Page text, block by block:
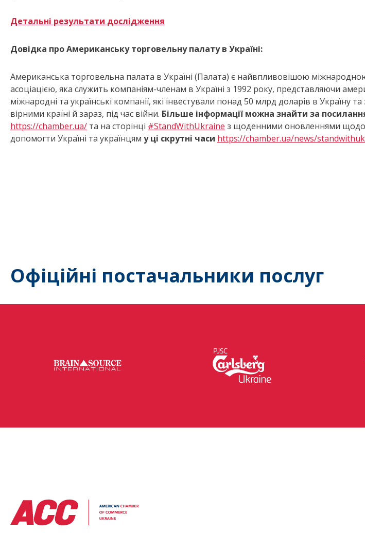
Детальні результати дослідження
Довідка про Американську торговельну палату в Україні:
Американська торговельна палата в Україні (Палата) є найвпливовішою
асоціацією, яка служить компаніям-членам в Україні з 1992 року, представляючи
міжнародні та українські компанії, які інвестували понад 50 млрд доларів в Україну
вірними країні й зараз, під час війни. Більше інформації можна знайти за
https://chamber.ua/ та на сторінці #StandWithUkraine з щоденними оновленнями
допомогти Україні та українцям у ці скрутні часи https://chamber.ua/news/
Офіційні постачальники послуг